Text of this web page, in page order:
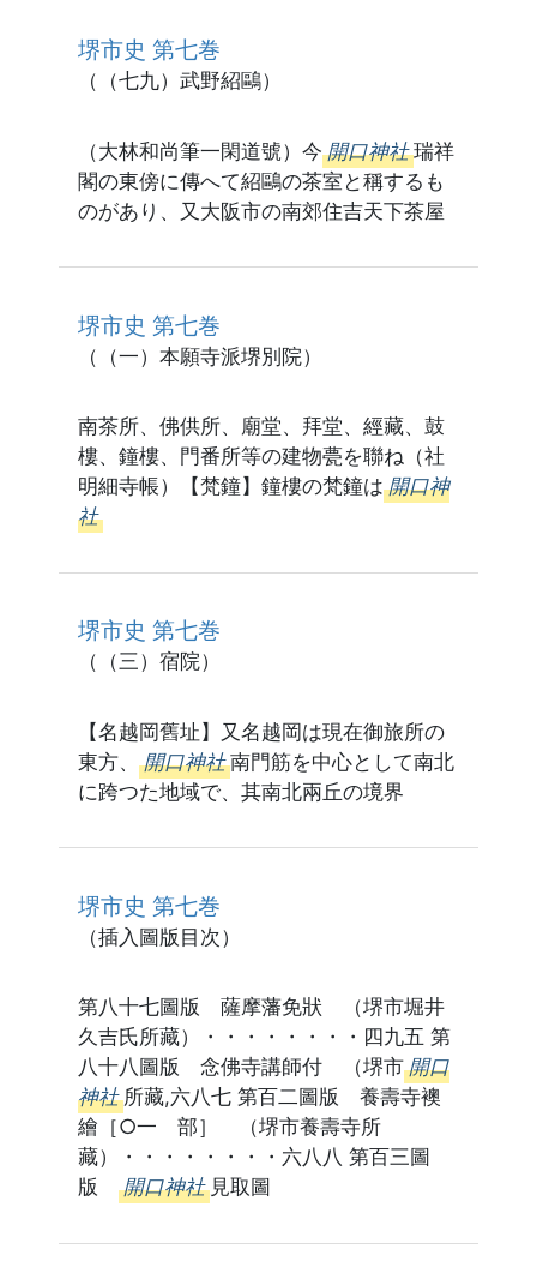
堺市史 第七巻
（（七九）武野紹鷗）
（大林和尚筆一閑道號）今 開口神社 瑞祥
閣の東傍に傳へて紹鷗の茶室と稱するも
のがあり、又大阪市の南郊住吉天下茶屋
堺市史 第七巻
（（一）本願寺派堺別院）
南茶所、佛供所、廟堂、拜堂、經藏、鼓
樓、鐘樓、門番所等の建物甍を聯ね（社
明細寺帳）【梵鐘】鐘樓の梵鐘は 開口神
社
堺市史 第七巻
（（三）宿院）
【名越岡舊址】又名越岡は現在御旅所の
東方、 開口神社 南門筋を中心として南北
に跨つた地域で、其南北兩丘の境界
堺市史 第七巻
（插入圖版目次）
第八十七圖版 薩摩藩免狀 （堺市堀井
久吉氏所藏）・・・・・・・・四九五 第
八十八圖版 念佛寺講師付 （堺市 開口
神社 所藏,六八七 第百二圖版 養壽寺襖
繪［○一 部］ （堺市養壽寺所
藏）・・・・・・・・六八八 第百三圖
版 開口神社 見取圖